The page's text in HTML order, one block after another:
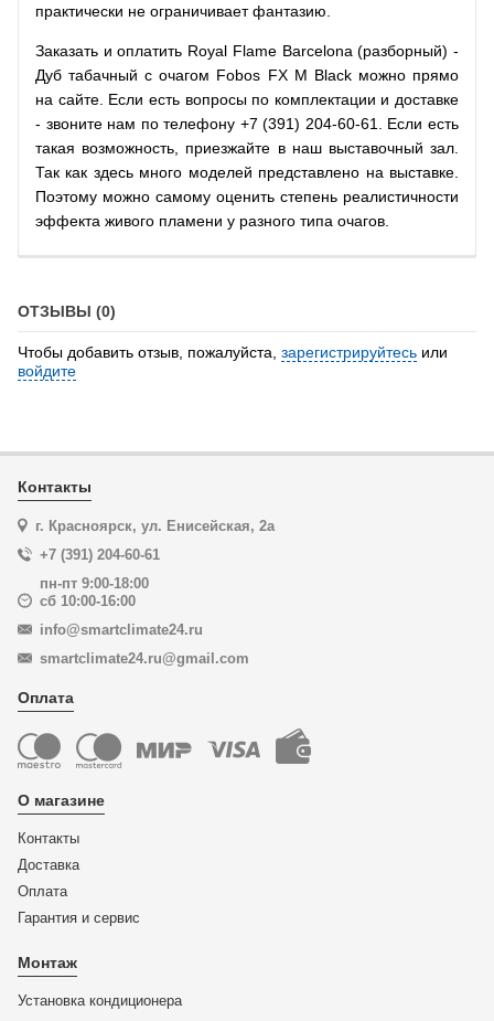
практически не ограничивает фантазию.
Заказать и оплатить Royal Flame Barcelona (разборный) -
Дуб табачный с очагом Fobos FX M Black можно прямо
на сайте. Если есть вопросы по комплектации и доставке
- звоните нам по телефону +7 (391) 204-60-61. Если есть
такая возможность, приезжайте в наш выставочный зал.
Так как здесь много моделей представлено на выставке.
Поэтому можно самому оценить степень реалистичности
эффекта живого пламени у разного типа очагов.
ОТЗЫВЫ (0)
Чтобы добавить отзыв, пожалуйста, зарегистрируйтесь или
войдите
Контакты
г. Красноярск, ул. Енисейская, 2а
+7 (391) 204-60-61
пн-пт 9:00-18:00
сб 10:00-16:00
info@smartclimate24.ru
smartclimate24.ru@gmail.com
Оплата
О магазине
Контакты
Доставка
Оплата
Гарантия и сервис
Монтаж
Установка кондиционера